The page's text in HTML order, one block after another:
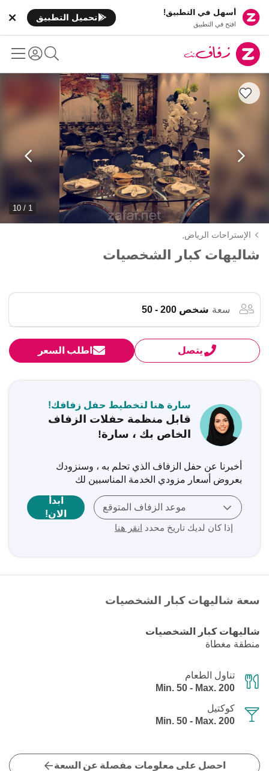
أسهل في التطبيق!
افتح في التطبيق
تحميل التطبيق
1 / 10
الإستراحات الرياض,
شاليهات كبار الشخصيات
سعة شخص 200 - 50
يتصل اطلب السعر
سارة هنا لتخطيط حفل زفافك!
قابل منظمة حفلات الزفاف
الخاص بك ، سارة!
أخبرنا عن حفل الزفاف الذي تحلم به ، وسنزودك
بعروض أسعار مزودي الخدمة المناسبين لك
موعد الزفاف المتوقع
إذا كان لديك تاريخ محدد انقر هنا
ابدأ
الان!
سعة شاليهات كبار الشخصيات
شاليهات كبار الشخصيات
منطقة مغطاة
تناول الطعام
Min. 50 - Max. 200
كوكتيل
Min. 50 - Max. 200
احصل على معلومات مفصلة عن السعة